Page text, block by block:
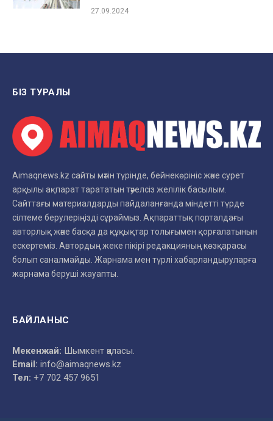
27.09.2024
БІЗ ТУРАЛЫ
Aimaqnews.kz сайты мәтін түрінде, бейнекөрініс және сурет
арқылы ақпарат тарататын тәуелсіз желілік басылым.
Сайттағы материалдарды пайдаланғанда міндетті түрде
сілтеме берулеріңізді сұраймыз. Ақпараттық порталдағы
авторлық және басқа да құқықтар толығымен қорғалатынын
ескертеміз. Автордың жеке пікірі редакцияның көзқарасы
болып саналмайды. Жарнама мен түрлі хабарландыруларға
жарнама беруші жауапты.
БАЙЛАНЫС
Мекенжай: Шымкент қаласы.
Email: info@aimaqnews.kz
Тел: +7 702 457 9651